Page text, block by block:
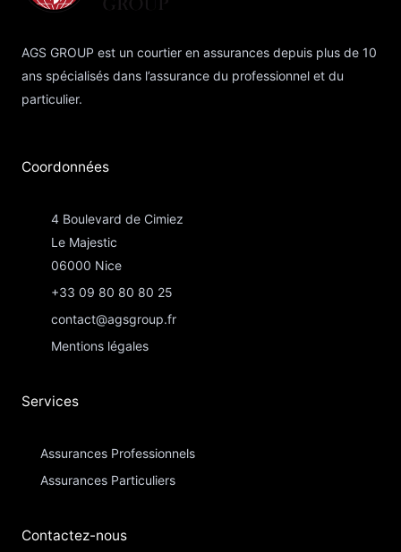
AGS GROUP est un courtier en assurances depuis plus de 10
ans spécialisés dans l’assurance du professionnel et du
particulier.
Coordonnées​
4 Boulevard de Cimiez
Le Majestic
06000 Nice
+33 09 80 80 80 25
contact@agsgroup.fr
Mentions légales
Services
Assurances Professionnels
Assurances Particuliers​
Contactez-nous​